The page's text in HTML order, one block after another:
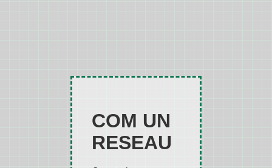
COM UN
RESEAU